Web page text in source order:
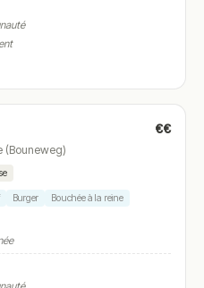
€€
(Bouneweg)
Burger Bouchée à la reine